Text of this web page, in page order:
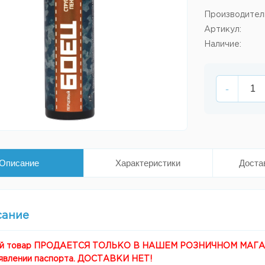
Артикул:
Наличие:
-
Характеристики
товар ПРОДАЕТСЯ ТОЛЬКО В НАШЕМ РОЗНИЧНОМ
паспорта. ДОСТАВКИ НЕТ!